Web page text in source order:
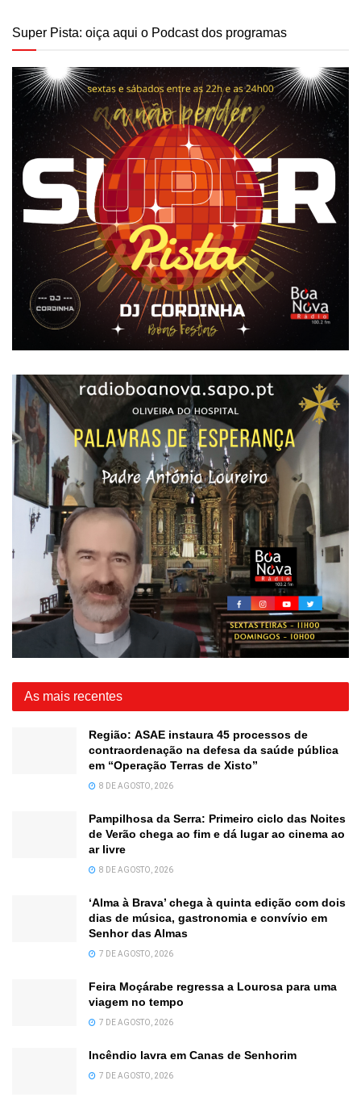
Super Pista: oiça aqui o Podcast dos programas
As mais recentes
Região: ASAE instaura 45 processos de
contraordenação na defesa da saúde pública
em “Operação Terras de Xisto”
8 DE AGOSTO, 2026
Pampilhosa da Serra: Primeiro ciclo das Noites
de Verão chega ao fim e dá lugar ao cinema ao
ar livre
8 DE AGOSTO, 2026
‘Alma à Brava’ chega à quinta edição com dois
dias de música, gastronomia e convívio em
Senhor das Almas
7 DE AGOSTO, 2026
Feira Moçárabe regressa a Lourosa para uma
viagem no tempo
7 DE AGOSTO, 2026
Incêndio lavra em Canas de Senhorim
7 DE AGOSTO, 2026